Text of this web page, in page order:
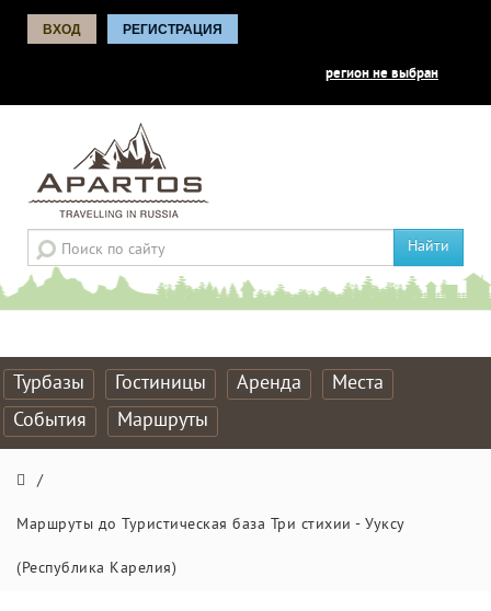
ВХОД РЕГИСТРАЦИЯ
регион не выбран
Найти
Турбазы Гостиницы Аренда
Места
События
Маршруты
/
Маршруты до Туристическая база Три стихии - Ууксу
(Республика Карелия)